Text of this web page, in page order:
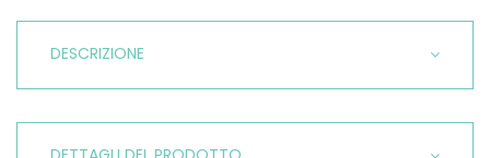
DESCRIZIONE